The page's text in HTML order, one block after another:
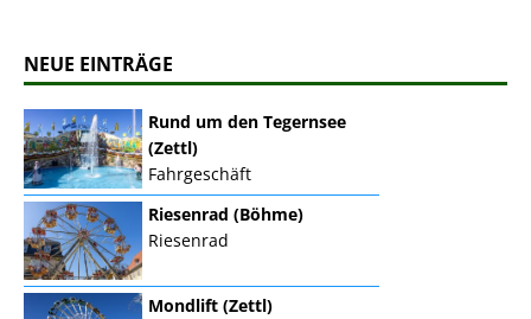
NEUE EINTRÄGE
Rund um den Tegernsee
(Zettl)
Fahrgeschäft
Riesenrad (Böhme)
Riesenrad
Mondlift (Zettl)